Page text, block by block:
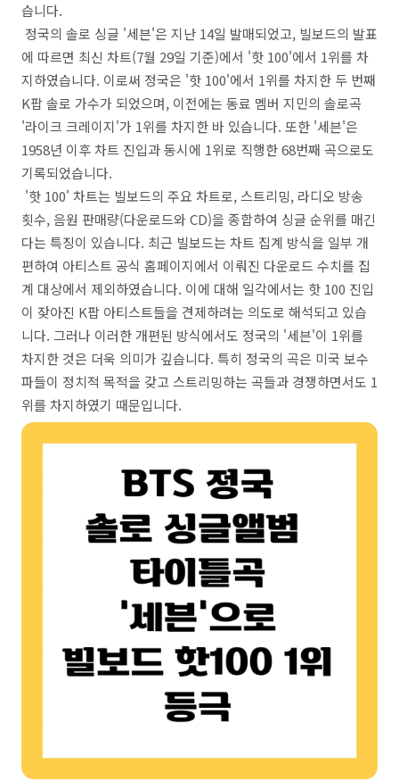
습니다.
정국의 솔로 싱글 '세븐'은 지난 14일 발매되었고, 빌보드의 발표
에 따르면 최신 차트(7월 29일 기준)에서 '핫 100'에서 1위를 차
지하였습니다. 이로써 정국은 '핫 100'에서 1위를 차지한 두 번째
K팝 솔로 가수가 되었으며, 이전에는 동료 멤버 지민의 솔로곡
'라이크 크레이지'가 1위를 차지한 바 있습니다. 또한 '세븐'은
1958년 이후 차트 진입과 동시에 1위로 직행한 68번째 곡으로도
기록되었습니다.
'핫 100' 차트는 빌보드의 주요 차트로, 스트리밍, 라디오 방송
횟수, 음원 판매량(다운로드와 CD)을 종합하여 싱글 순위를 매긴
다는 특징이 있습니다. 최근 빌보드는 차트 집계 방식을 일부 개
편하여 아티스트 공식 홈페이지에서 이뤄진 다운로드 수치를 집
계 대상에서 제외하였습니다. 이에 대해 일각에서는 핫 100 진입
이 잦아진 K팝 아티스트들을 견제하려는 의도로 해석되고 있습
니다. 그러나 이러한 개편된 방식에서도 정국의 '세븐'이 1위를
차지한 것은 더욱 의미가 깊습니다. 특히 정국의 곡은 미국 보수
파들이 정치적 목적을 갖고 스트리밍하는 곡들과 경쟁하면서도 1
위를 차지하였기 때문입니다.